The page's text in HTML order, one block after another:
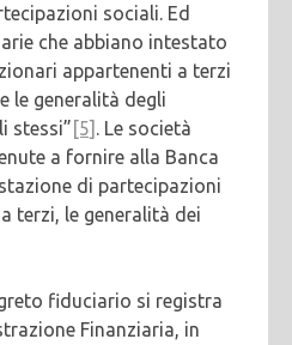
sociali. Ed
che abbiano intestato
appartenenti a terzi
le generalità degli
stessi” [5] . Le società
a fornire alla Banca
di partecipazioni
terzi, le generalità dei
fiduciario si registra
Finanziaria, in